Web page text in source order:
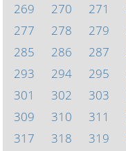
269
270 271
277
278 279
285
286 287
293
294 295
301
302 303
309
310 311
317
318 319